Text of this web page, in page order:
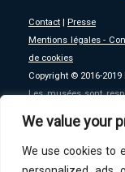
We value your
We use cookies to
Contact | Presse
Mentions légales -
de cookies
Copyright © 2016-2019
Les musées sont